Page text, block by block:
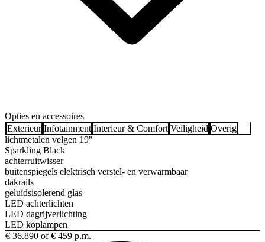
Opties en accessoires
Exterieur Infotainment Interieur & Comfort Veiligheid Overig
lichtmetalen velgen 19"
Sparkling Black
achterruitwisser
buitenspiegels elektrisch verstel- en verwarmbaar
dakrails
geluidsisolerend glas
LED achterlichten
LED dagrijverlichting
LED koplampen
€ 36.890 of € 459 p.m.